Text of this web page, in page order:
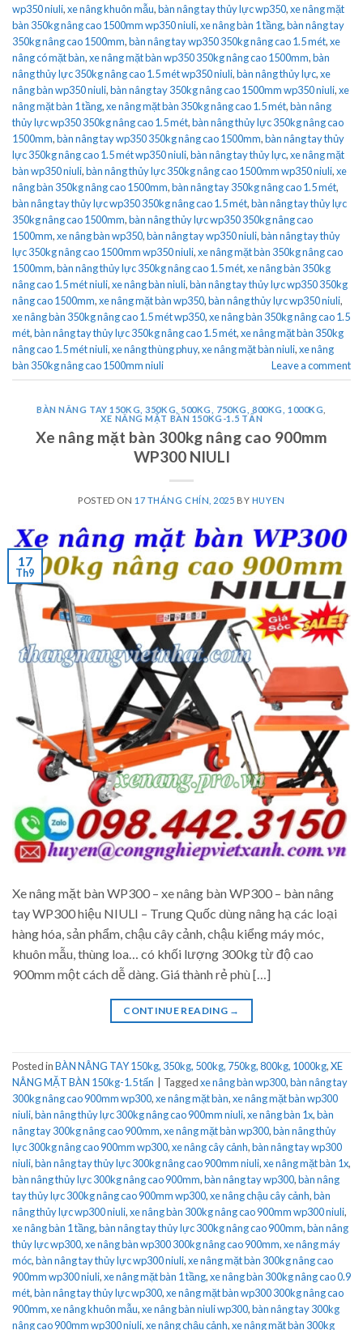
wp350 niuli,xe nâng khuôn mẫu,bàn nâng tay thủy lực wp350,xe nâng mặt
bàn 350kg nâng cao 1500mm wp350 niuli,xe nâng bàn 1 tầng,bàn nâng tay
350kg nâng cao 1500mm,bàn nâng tay wp350 350kg nâng cao 1.5 mét,xe
nâng có mặt bàn,xe nâng mặt bàn wp350 350kg nâng cao 1500mm,bàn
nâng thủy lực 350kg nâng cao 1.5 mét wp350 niuli,bàn nâng thủy lực,xe
nâng bàn wp350 niuli,bàn nâng tay 350kg nâng cao 1500mm wp350 niuli,xe
nâng mặt bàn 1 tầng,xe nâng mặt bàn 350kg nâng cao 1.5 mét,bàn nâng
thủy lực wp350 350kg nâng cao 1.5 mét,bàn nâng thủy lực 350kg nâng cao
1500mm,bàn nâng tay wp350 350kg nâng cao 1500mm,bàn nâng tay thủy
lực 350kg nâng cao 1.5 mét wp350 niuli,bàn nâng tay thủy lực,xe nâng mặt
bàn wp350 niuli,bàn nâng thủy lực 350kg nâng cao 1500mm wp350 niuli,xe
nâng bàn 350kg nâng cao 1500mm,bàn nâng tay 350kg nâng cao 1.5 mét,
bàn nâng tay thủy lực wp350 350kg nâng cao 1.5 mét,bàn nâng tay thủy lực
350kg nâng cao 1500mm,bàn nâng thủy lực wp350 350kg nâng cao
1500mm,xe nâng bàn wp350,bàn nâng tay wp350 niuli,bàn nâng tay thủy
lực 350kg nâng cao 1500mm wp350 niuli,xe nâng mặt bàn 350kg nâng cao
1500mm,bàn nâng thủy lực 350kg nâng cao 1.5 mét,xe nâng bàn 350kg
nâng cao 1.5 mét niuli,xe nâng bàn niuli,bàn nâng tay thủy lực wp350 350kg
nâng cao 1500mm,xe nâng mặt bàn wp350,bàn nâng thủy lực wp350 niuli,
xe nâng bàn 350kg nâng cao 1.5 mét wp350,xe nâng bàn 350kg nâng cao 1.5
mét,bàn nâng tay thủy lực 350kg nâng cao 1.5 mét,xe nâng mặt bàn 350kg
nâng cao 1.5 mét niuli,xe nâng thùng phuy,xe nâng mặt bàn niuli,xe nâng
bàn 350kg nâng cao 1500mm niuli
Leave a comment
BÀN NÂNG TAY 150KG, 350KG, 500KG, 750KG, 800KG, 1000KG
XE NÂNG MẶT BÀN 150KG-1.5 TẤN
Xe nâng mặt bàn 300kg nâng cao 900mm
WP300 NIULI
POSTED ON 17 THÁNG CHÍN, 2025 BY HUYEN
17
Th9
Xe nâng mặt bàn WP300 – xe nâng bàn WP300 – bàn nâng
tay WP300 hiệu NIULI – Trung Quốc dùng nâng hạ các loại
hàng hóa, sản phẩm, chậu cây cảnh, chậu kiểng máy móc,
khuôn mẫu, thùng loa… có khối lượng 300kg từ độ cao
900mm một cách dễ dàng. Giá thành rẻ phù […]
CONTINUE READING →
Posted inBÀN NÂNG TAY 150kg, 350kg, 500kg, 750kg, 800kg, 1000kg,XE
NÂNG MẶT BÀN 150kg-1.5 tấn
Taggedxe nâng bàn wp300,bàn nâng tay
300kg nâng cao 900mm wp300,xe nâng mặt bàn,xe nâng mặt bàn wp300
niuli,bàn nâng thủy lực 300kg nâng cao 900mm niuli,xe nâng bàn 1x,bàn
nâng tay 300kg nâng cao 900mm,xe nâng mặt bàn wp300,bàn nâng thủy
lực 300kg nâng cao 900mm wp300,xe nâng cây cảnh,bàn nâng tay wp300
niuli,bàn nâng tay thủy lực 300kg nâng cao 900mm niuli,xe nâng mặt bàn 1x,
bàn nâng thủy lực 300kg nâng cao 900mm,bàn nâng tay wp300,bàn nâng
tay thủy lực 300kg nâng cao 900mm wp300,xe nâng chậu cây cảnh,bàn
nâng thủy lực wp300 niuli,xe nâng bàn 300kg nâng cao 900mm wp300 niuli,
xe nâng bàn 1 tầng,bàn nâng tay thủy lực 300kg nâng cao 900mm,bàn nâng
thủy lực wp300,xe nâng bàn wp300 300kg nâng cao 900mm,xe nâng máy
móc,bàn nâng tay thủy lực wp300 niuli,xe nâng mặt bàn 300kg nâng cao
900mm wp300 niuli,xe nâng mặt bàn 1 tầng,xe nâng bàn 300kg nâng cao 0.9
mét,bàn nâng tay thủy lực wp300,xe nâng mặt bàn wp300 300kg nâng cao
900mm,xe nâng khuôn mẫu,xe nâng bàn niuli wp300,bàn nâng tay 300kg
nâng cao 900mm wp300 niuli,xe nâng chậu cảnh,xe nâng mặt bàn 300kg